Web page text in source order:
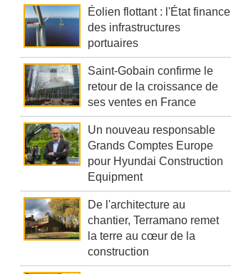
Éolien flottant : l'État finance
des infrastructures
portuaires
Saint-Gobain confirme le
retour de la croissance de
ses ventes en France
Un nouveau responsable
Grands Comptes Europe
pour Hyundai Construction
Equipment
De l'architecture au
chantier, Terramano remet
la terre au cœur de la
construction